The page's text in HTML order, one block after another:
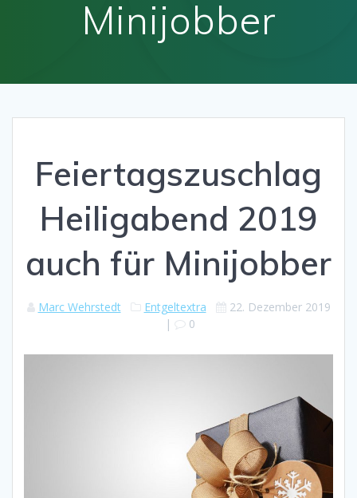
Minijobber
Feiertagszuschlag
Heiligabend 2019
auch für Minijobber
Marc Wehrstedt Entgeltextra
22. Dezember 2019
|
0